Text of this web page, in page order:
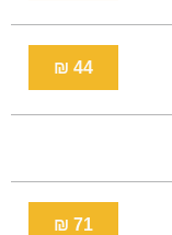
44 ₪
71 ₪